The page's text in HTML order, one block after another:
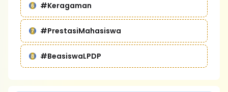
#Keragaman
#PrestasiMahasiswa
#BeasiswaLPDP